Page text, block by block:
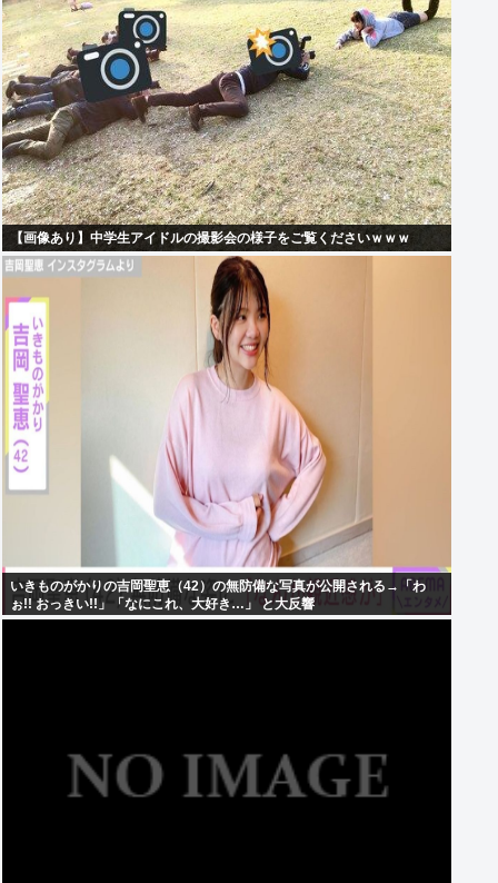
【画像あり】中学生アイドルの撮影会の様子をご覧くださいｗｗｗ
いきものがかりの吉岡聖恵（42）の無防備な写真が公開される→「わ
ぉ!! おっきい!!」「なにこれ、大好き…」 と大反響